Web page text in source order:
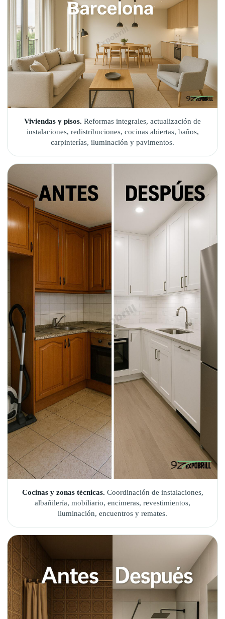
Viviendas y pisos. Reformas integrales, actualización de
instalaciones, redistribuciones, cocinas abiertas, baños,
carpinterías, iluminación y pavimentos.
Cocinas y zonas técnicas. Coordinación de instalaciones,
albañilería, mobiliario, encimeras, revestimientos,
iluminación, encuentros y remates.